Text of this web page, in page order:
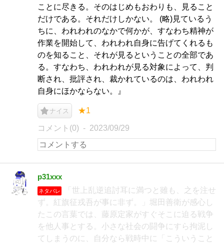
ことに尽きる。そのはじめもおわりも、見ること
だけである。それだけしかない。 (略)見ているう
ちに、われわれのなかで何かが、すなわち精神が
作業を開始して、われわれ自身に告げてくれるも
のを知ること、それが見るということの全部であ
る。すなわち、われわれが見る対象によって、判
断され、批評され、裁かれているのは、われわれ
自身にほかならない。』
ナイス ★1
コメント(0) 2023/09/29
p31xxx
ネタバレ
「世上乱逆追討耳に満つと雖も、之を注せ
ず。紅旗征戎吾が事に非ず。」堀田善衛が感心し
たこの言葉では、藤原定家がすぐそこに迫る戦争
を他人事とする。小さな社会の闘争にすら拘泥し
てしまうのに、自分なら戦時中に「こういうこと